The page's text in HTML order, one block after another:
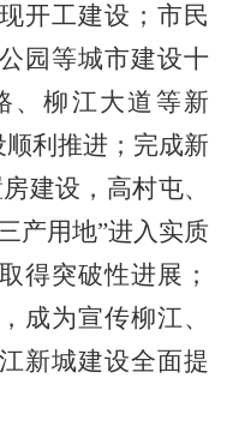
开工建设；市民
园等城市建设十
、柳江大道等新
利推进；完成新
建设，高村屯、
产用地”进入实质
得突破性进展；
成为宣传柳江、
新城建设全面提